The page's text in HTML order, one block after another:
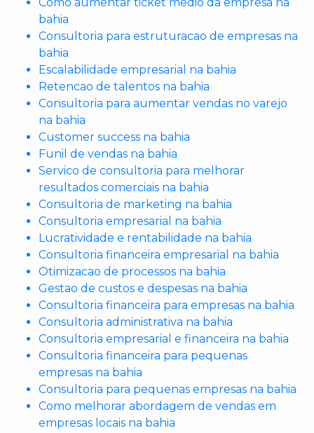
Como aumentar ticket medio da empresa na
bahia
Consultoria para estruturacao de empresas na
bahia
Escalabilidade empresarial na bahia
Retencao de talentos na bahia
Consultoria para aumentar vendas no varejo
na bahia
Customer success na bahia
Funil de vendas na bahia
Servico de consultoria para melhorar
resultados comerciais na bahia
Consultoria de marketing na bahia
Consultoria empresarial na bahia
Lucratividade e rentabilidade na bahia
Consultoria financeira empresarial na bahia
Otimizacao de processos na bahia
Gestao de custos e despesas na bahia
Consultoria financeira para empresas na bahia
Consultoria administrativa na bahia
Consultoria empresarial e financeira na bahia
Consultoria financeira para pequenas
empresas na bahia
Consultoria para pequenas empresas na bahia
Como melhorar abordagem de vendas em
empresas locais na bahia